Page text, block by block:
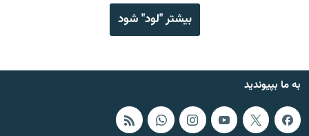
بیشتر "لود" شود
به ما بپیوندید